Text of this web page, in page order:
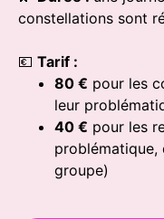
constellations sont
💶 Tarif :
80 € pour les
leur
40 € pour les
problématique,
groupe)